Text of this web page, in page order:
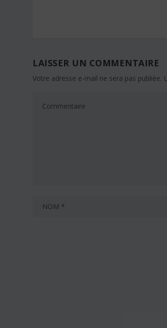
LAISSER UN COMMENTAIRE
Votre adresse e-mail ne sera pas publiée.